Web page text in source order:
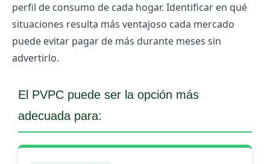
perfil de consumo de cada hogar. Identificar en qué
situaciones resulta más ventajoso cada mercado
puede evitar pagar de más durante meses sin
advertirlo.
El PVPC puede ser la opción más
adecuada para: